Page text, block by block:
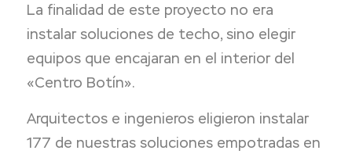
La finalidad de este proyecto no era
instalar soluciones de techo, sino elegir
equipos que encajaran en el interior del
«Centro Botín».
Arquitectos e ingenieros eligieron instalar
177 de nuestras soluciones empotradas en